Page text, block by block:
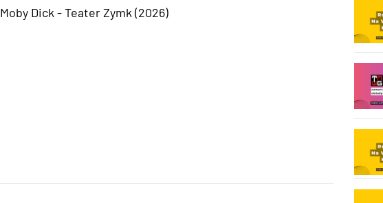
Moby Dick - Teater Zymk (2026)